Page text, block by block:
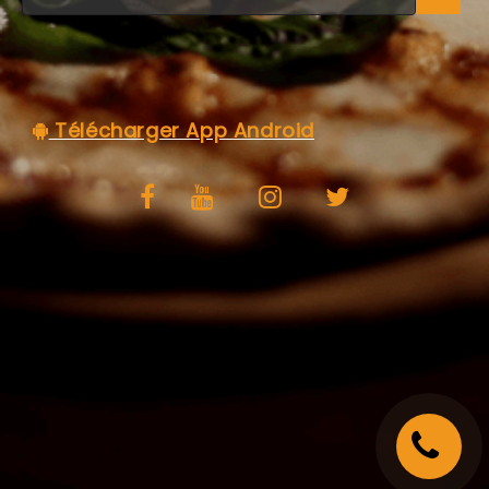
C.G.V
Télécharger App Android